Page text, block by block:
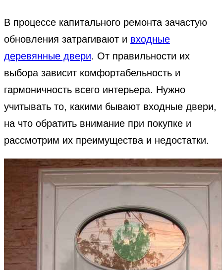
В процессе капитального ремонта зачастую
обновления затрагивают и входные
деревянные двери. От правильности их
выбора зависит комфортабельность и
гармоничность всего интерьера. Нужно
учитывать то, какими бывают входные двери,
на что обратить внимание при покупке и
рассмотрим их преимущества и недостатки.